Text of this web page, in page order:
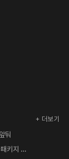
를 지체 없이
회사는 아래
+ 더보기
둬
[기사] 틴큐브코리아, 신차 장기 렌트/리스 전문 회사 카빌리지와 신차패키지 업무협약 체결